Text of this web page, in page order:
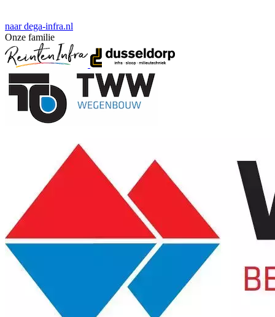
naar dega-infra.nl
Onze familie